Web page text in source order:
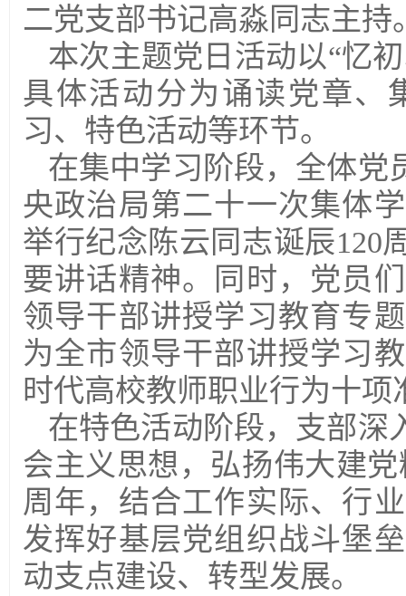
二党支部书记高淼同志主持
本次主题党日活动以“忆
具体活动分为诵读党章、
习、特色活动等环节。
在集中学习阶段，全体党
央政治局第二十一次集体
举行纪念陈云同志诞辰120
要讲话精神。同时，党员
领导干部讲授学习教育专
为全市领导干部讲授学习
时代高校教师职业行为十项
在特色活动阶段，支部深
会主义思想，弘扬伟大建
周年，结合工作实际、行
发挥好基层党组织战斗堡
动支点建设、转型发展。